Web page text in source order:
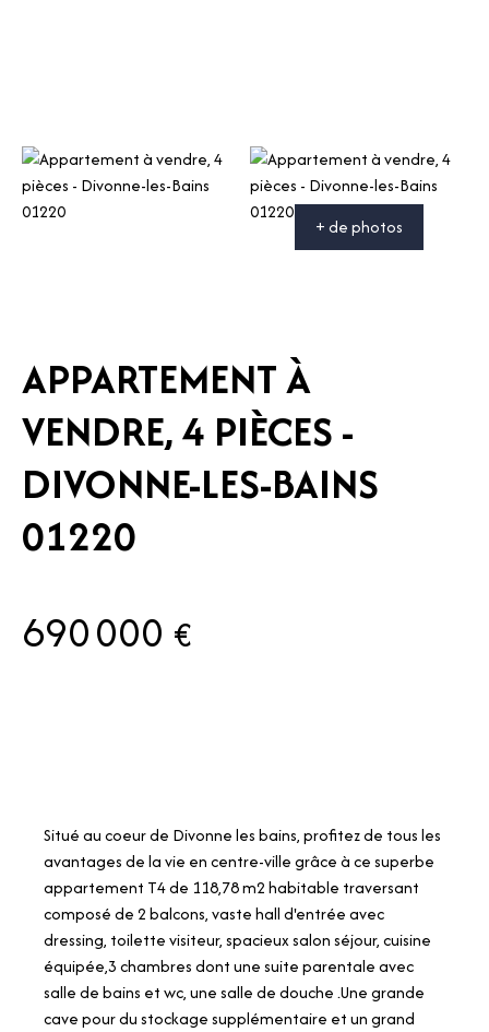
+ de photos
APPARTEMENT À
VENDRE, 4 PIÈCES -
DIVONNE-LES-BAINS
01220
690 000 €
Situé au coeur de Divonne les bains, profitez de tous les
avantages de la vie en centre-ville grâce à ce superbe
appartement T4 de 118,78 m2 habitable traversant
composé de 2 balcons, vaste hall d'entrée avec
dressing, toilette visiteur, spacieux salon séjour, cuisine
équipée,3 chambres dont une suite parentale avec
salle de bains et wc, une salle de douche .Une grande
cave pour du stockage supplémentaire et un grand